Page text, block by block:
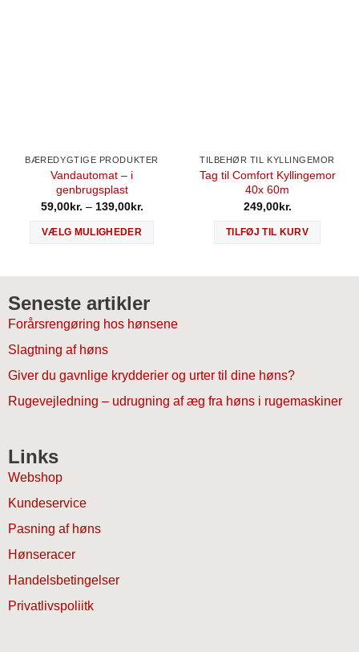
BÆREDYGTIGE PRODUKTER
Vandautomat – i
genbrugsplast
59,00kr. – 139,00kr.
VÆLG MULIGHEDER
TILBEHØR TIL KYLLINGEMOR
Tag til Comfort Kyllingemor
40x 60m
249,00kr.
TILFØJ TIL KURV
Seneste artikler
Forårsrengøring hos hønsene
Slagtning af høns
Giver du gavnlige krydderier og urter til dine høns?
Rugevejledning – udrugning af æg fra høns i rugemaskiner
Links
Webshop
Kundeservice
Pasning af høns
Hønseracer
Handelsbetingelser
Privatlivspoliitk